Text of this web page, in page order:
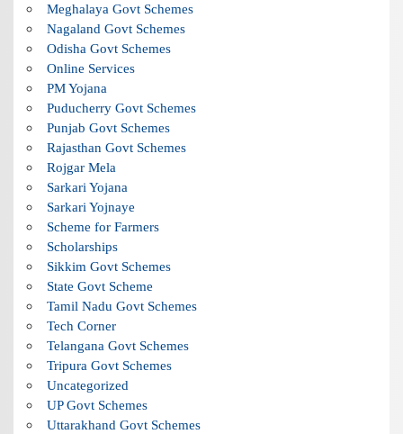
Meghalaya Govt Schemes
Nagaland Govt Schemes
Odisha Govt Schemes
Online Services
PM Yojana
Puducherry Govt Schemes
Punjab Govt Schemes
Rajasthan Govt Schemes
Rojgar Mela
Sarkari Yojana
Sarkari Yojnaye
Scheme for Farmers
Scholarships
Sikkim Govt Schemes
State Govt Scheme
Tamil Nadu Govt Schemes
Tech Corner
Telangana Govt Schemes
Tripura Govt Schemes
Uncategorized
UP Govt Schemes
Uttarakhand Govt Schemes